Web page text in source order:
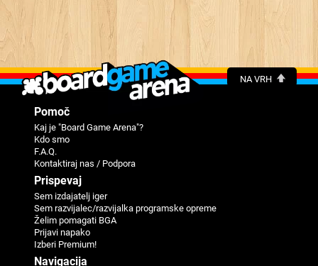
NA VRH
Pomoč
Kaj je "Board Game Arena"?
Kdo smo
F.A.Q.
Kontaktiraj nas / Podpora
Prispevaj
Sem izdajatelj iger
Sem razvijalec/razvijalka programske opreme
Želim pomagati BGA
Prijavi napako
Izberi Premium!
Navigacija